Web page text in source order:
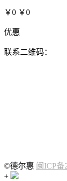
￥0 ￥0
优惠
联系二维码：
©德尔惠 闽ICP备
+